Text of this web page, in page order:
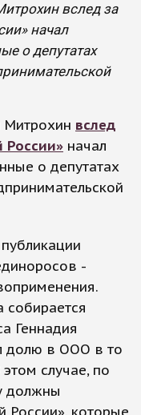
вслед за
начал
о депутатах
Митрохин вслед
России» начал
о депутатах
-
Геннадия
долю в ООО в то
случае, по
должны